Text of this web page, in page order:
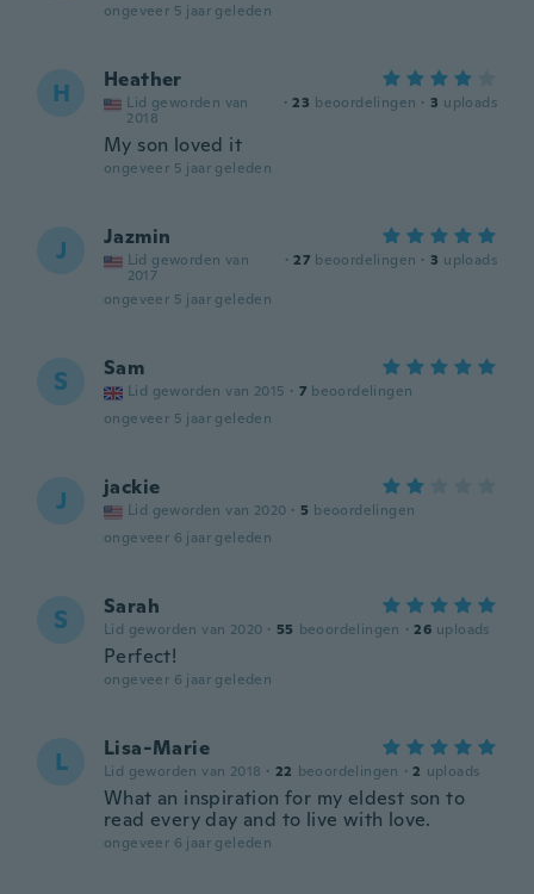
ongeveer 5 jaar geleden
H Heather
Lid geworden van
2018
· 23 beoordelingen · 3 uploads
My son loved it
ongeveer 5 jaar geleden
J Jazmin
Lid geworden van
2017
· 27 beoordelingen · 3 uploads
ongeveer 5 jaar geleden
S Sam
Lid geworden van 2015 · 7 beoordelingen
ongeveer 5 jaar geleden
J jackie
Lid geworden van 2020 · 5 beoordelingen
ongeveer 6 jaar geleden
S Sarah
Lid geworden van 2020 · 55 beoordelingen · 26 uploads
Perfect!
ongeveer 6 jaar geleden
L Lisa-Marie
Lid geworden van 2018 · 22 beoordelingen · 2 uploads
What an inspiration for my eldest son to
read every day and to live with love.
ongeveer 6 jaar geleden